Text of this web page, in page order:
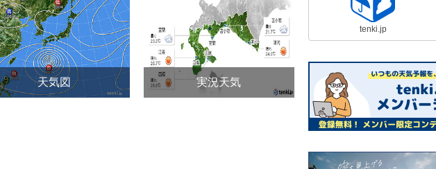
天気図 実況天気
tenki.jp